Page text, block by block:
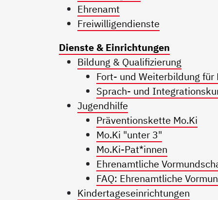
Ehrenamt
Freiwilligendienste
Dienste & Einrichtungen
Bildung & Qualifizierung
Fort- und Weiterbildung für
Sprach- und
Jugendhilfe
Präventionskette Mo.Ki
Mo.Ki "unter 3"
Mo.Ki-Pat*innen
Ehrenamtliche
FAQ: Ehrenamtliche
Kindertageseinrichtungen